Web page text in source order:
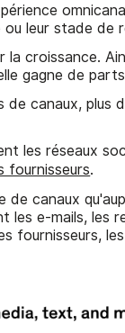
leur stade de
croissance.
gagne de
de canaux, plus
les réseaux
fournisseurs.
de canaux
les e-mails, les
fournisseurs,